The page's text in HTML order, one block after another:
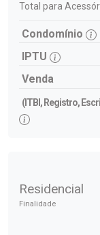
Total para
Condomínio
IPTU
Venda
(ITBI, Registro,
Residencial
Finalidade